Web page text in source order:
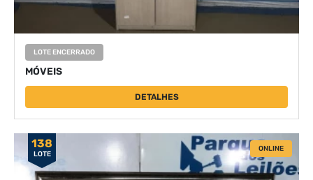
LOTE ENCERRADO
MÓVEIS
DETALHES
138
LOTE
ONLINE